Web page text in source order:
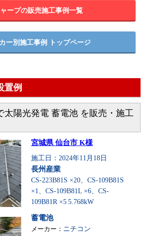
ープの販売施工事例一覧
ー別施工事例 トップページ
置例
太陽光発電 蓄電池 を販売・施工
宮城県 仙台市 K様
施工日：2024年11月18日
長州産業
CS-223B81S ×20、CS-109B81S
×1、CS-109B81L ×6、CS-
109B81R ×5 5.768kW
蓄電池
メーカー： ニチコン